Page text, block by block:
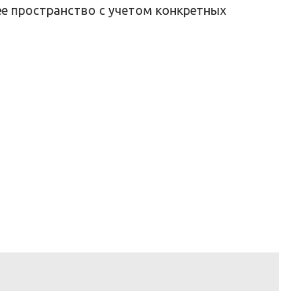
с учетом конкретных